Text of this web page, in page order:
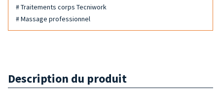
# Traitements corps Tecniwork
# Massage professionnel
Description du produit